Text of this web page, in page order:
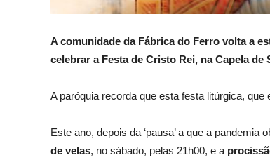
A comunidade da Fábrica do Ferro volta a
celebrar a Festa de Cristo Rei, na Capela de
A paróquia recorda que esta festa litúrgica,
Este ano, depois da ‘pausa’ a que a
de velas, no sábado, pelas 21h00, e a